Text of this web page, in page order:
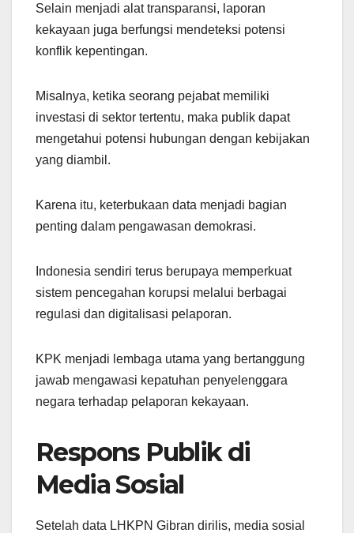
Selain menjadi alat transparansi, laporan
kekayaan juga berfungsi mendeteksi potensi
konflik kepentingan.
Misalnya, ketika seorang pejabat memiliki
investasi di sektor tertentu, maka publik dapat
mengetahui potensi hubungan dengan kebijakan
yang diambil.
Karena itu, keterbukaan data menjadi bagian
penting dalam pengawasan demokrasi.
Indonesia sendiri terus berupaya memperkuat
sistem pencegahan korupsi melalui berbagai
regulasi dan digitalisasi pelaporan.
KPK menjadi lembaga utama yang bertanggung
jawab mengawasi kepatuhan penyelenggara
negara terhadap pelaporan kekayaan.
Respons Publik di
Media Sosial
Setelah data LHKPN Gibran dirilis, media sosial